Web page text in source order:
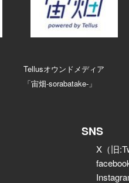
Tellusオウンドメディア
「宙畑-sorabatake-」
SNS
X（旧